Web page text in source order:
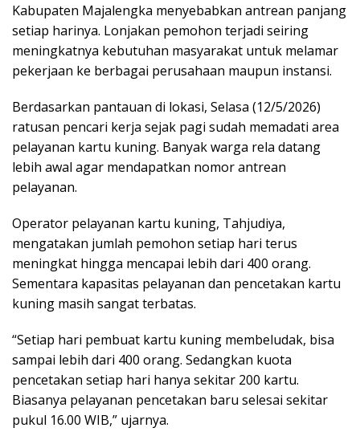
Kabupaten Majalengka menyebabkan antrean panjang
setiap harinya. Lonjakan pemohon terjadi seiring
meningkatnya kebutuhan masyarakat untuk melamar
pekerjaan ke berbagai perusahaan maupun instansi.
Berdasarkan pantauan di lokasi, Selasa (12/5/2026)
ratusan pencari kerja sejak pagi sudah memadati area
pelayanan kartu kuning. Banyak warga rela datang
lebih awal agar mendapatkan nomor antrean
pelayanan.
Operator pelayanan kartu kuning, Tahjudiya,
mengatakan jumlah pemohon setiap hari terus
meningkat hingga mencapai lebih dari 400 orang.
Sementara kapasitas pelayanan dan pencetakan kartu
kuning masih sangat terbatas.
“Setiap hari pembuat kartu kuning membeludak, bisa
sampai lebih dari 400 orang. Sedangkan kuota
pencetakan setiap hari hanya sekitar 200 kartu.
Biasanya pelayanan pencetakan baru selesai sekitar
pukul 16.00 WIB,” ujarnya.